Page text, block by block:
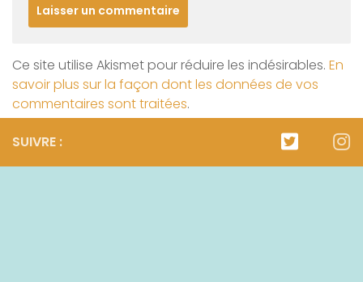
Ce site utilise Akismet pour réduire les indésirables. En
savoir plus sur la façon dont les données de vos
commentaires sont traitées.
SUIVRE :